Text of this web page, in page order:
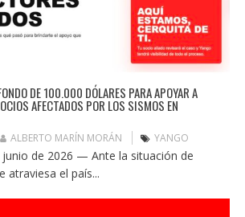
DE 100.000 DÓLARES PARA APOYAR A
AFECTADOS POR LOS SISMOS EN
ALBERTO MARÍN MORÁN YANGO
junio de 2026 — Ante la situación de
atraviesa el país...